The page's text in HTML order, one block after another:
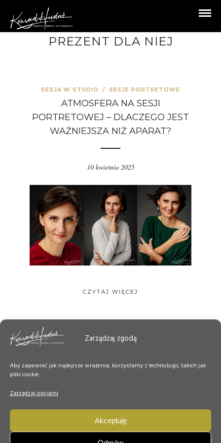
Zarządzaj zgodą
Aby zapewnić jak najlepsze wrażenia, korzystamy z technologii, takich jak
pliki cookie.
Zarządzaj opcjami
Akceptuję
PREZENT DLA NIEJ
SESJA W STUDIO / SESJE PORTRETOWE
ATMOSFERA NA SESJI
PORTRETOWEJ – DLACZEGO JEST
WAŻNIEJSZA NIŻ APARAT?
10 kwietnia 2025
CZYTAJ WIĘCEJ